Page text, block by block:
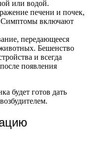
или водой.
печени и почек,
Симптомы включают
передающееся
Бешенство
и всегда
появления
будет готов дать